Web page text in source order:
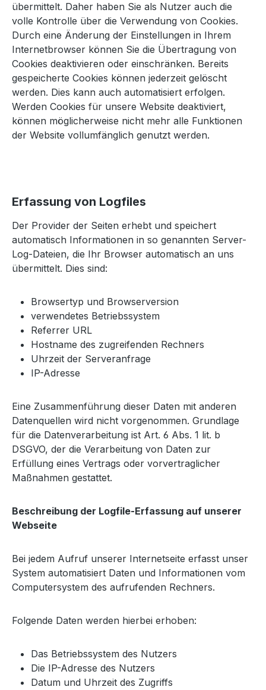
übermittelt. Daher haben Sie als Nutzer auch die
volle Kontrolle über die Verwendung von Cookies.
Durch eine Änderung der Einstellungen in Ihrem
Internetbrowser können Sie die Übertragung von
Cookies deaktivieren oder einschränken. Bereits
gespeicherte Cookies können jederzeit gelöscht
werden. Dies kann auch automatisiert erfolgen.
Werden Cookies für unsere Website deaktiviert,
können möglicherweise nicht mehr alle Funktionen
der Website vollumfänglich genutzt werden.
Erfassung von Logfiles
Der Provider der Seiten erhebt und speichert
automatisch Informationen in so genannten Server-
Log-Dateien, die Ihr Browser automatisch an uns
übermittelt. Dies sind:
Browsertyp und Browserversion
verwendetes Betriebssystem
Referrer URL
Hostname des zugreifenden Rechners
Uhrzeit der Serveranfrage
IP-Adresse
Eine Zusammenführung dieser Daten mit anderen
Datenquellen wird nicht vorgenommen. Grundlage
für die Datenverarbeitung ist Art. 6 Abs. 1 lit. b
DSGVO, der die Verarbeitung von Daten zur
Erfüllung eines Vertrags oder vorvertraglicher
Maßnahmen gestattet.
Beschreibung der Logfile-Erfassung auf unserer
Webseite
Bei jedem Aufruf unserer Internetseite erfasst unser
System automatisiert Daten und Informationen vom
Computersystem des aufrufenden Rechners.
Folgende Daten werden hierbei erhoben:
Das Betriebssystem des Nutzers
Die IP-Adresse des Nutzers
Datum und Uhrzeit des Zugriffs